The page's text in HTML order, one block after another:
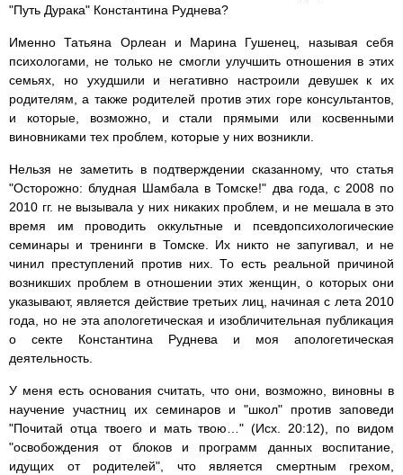
"Путь Дурака" Константина Руднева?
Именно Татьяна Орлеан и Марина Гушенец, называя себя
психологами, не только не смогли улучшить отношения в этих
семьях, но ухудшили и негативно настроили девушек к их
родителям, а также родителей против этих горе консультантов,
и которые, возможно, и стали прямыми или косвенными
виновниками тех проблем, которые у них возникли.
Нельзя не заметить в подтверждении сказанному, что статья
"Осторожно: блудная Шамбала в Томске!" два года, с 2008 по
2010 гг. не вызывала у них никаких проблем, и не мешала в это
время им проводить оккультные и псевдопсихологические
семинары и тренинги в Томске. Их никто не запугивал, и не
чинил преступлений против них. То есть реальной причиной
возникших проблем в отношении этих женщин, о которых они
указывают, является действие третьих лиц, начиная с лета 2010
года, но не эта апологетическая и изобличительная публикация
о секте Константина Руднева и моя апологетическая
деятельность.
У меня есть основания считать, что они, возможно, виновны в
научение участниц их семинаров и "школ" против заповеди
"Почитай отца твоего и мать твою…" (Исх. 20:12), по видом
"освобождения от блоков и программ данных воспитание,
идущих от родителей", что является смертным грехом,